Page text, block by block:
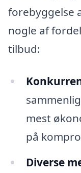
forebyggelse
nogle af
tilbud:
mest
på
Diverse